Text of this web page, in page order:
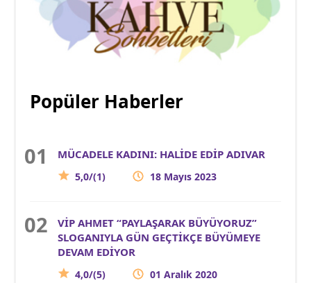
Popüler Haberler
MÜCADELE KADINI: HALİDE EDİP ADIVAR
5,0/(1) 18 Mayıs 2023
VİP AHMET “PAYLAŞARAK BÜYÜYORUZ”
SLOGANIYLA GÜN GEÇTİKÇE BÜYÜMEYE
DEVAM EDİYOR
4,0/(5) 01 Aralık 2020